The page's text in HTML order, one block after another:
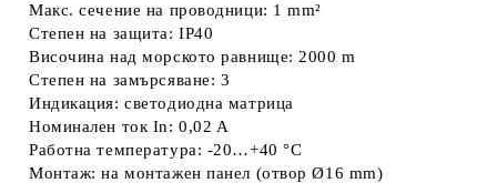
Макс. сечение на проводници: 1 mm²
Степен на защита: IP40
Височина над морското равнище: 2000 m
Степен на замърсяване: 3
Индикация: светодиодна матрица
Номинален ток In: 0,02 A
Работна температура: -20…+40 °C
Монтаж: на монтажен панел (отвор Ø16 mm)